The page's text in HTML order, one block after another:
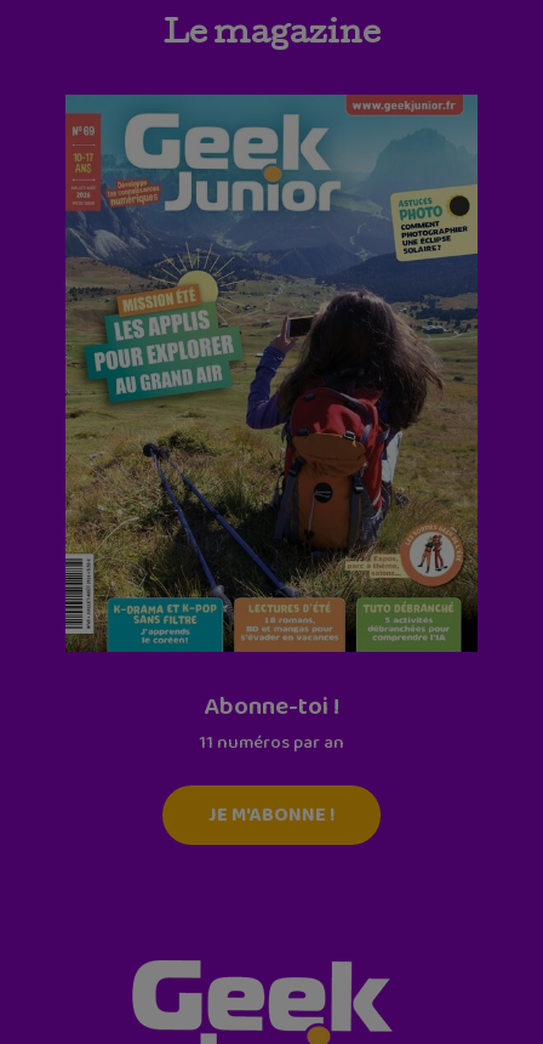
Le magazine
Abonne-toi !
11 numéros par an
JE M'ABONNE !